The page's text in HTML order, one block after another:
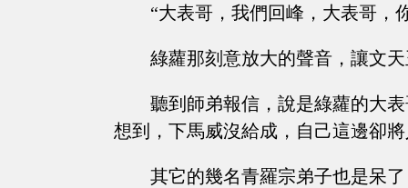
“大表哥，我們回峰，大表哥，
綠蘿那刻意放大的聲音，讓文
聽到師弟報信，說是綠蘿的大
想到，下馬威沒給成，自己這邊卻
其它的幾名青羅宗弟子也是呆